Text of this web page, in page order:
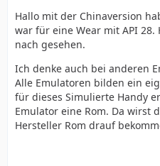
Hallo mit der Chinaversion
war für eine Wear mit API 28.
nach gesehen.
Ich denke auch bei anderen
Alle Emulatoren bilden ein
für dieses Simulierte Handy
Emulator eine Rom. Da wirst
Hersteller Rom drauf